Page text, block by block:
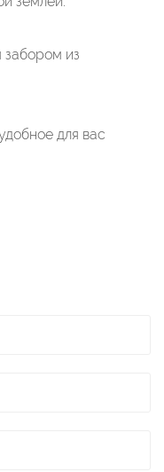
из
для вас